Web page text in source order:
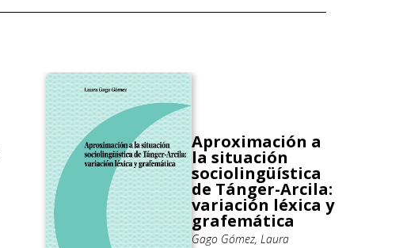
Aproximación a
la situación
sociolingüística
de Tánger-Arcila:
variación léxica y
grafemática
Gago Gómez, Laura